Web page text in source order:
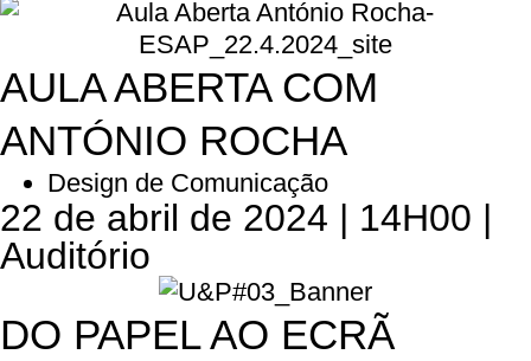
AULA ABERTA COM
ANTÓNIO ROCHA
Design de Comunicação
22 de abril de 2024 | 14H00 |
Auditório
DO PAPEL AO ECRÃ